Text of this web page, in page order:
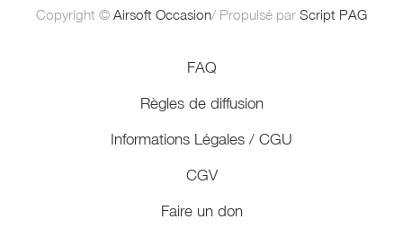
Copyright © Airsoft Occasion/ Propulsé par Script PAG
FAQ
Règles de diffusion
Informations Légales / CGU
CGV
Faire un don